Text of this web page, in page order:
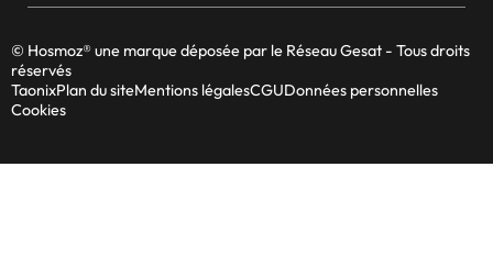
© Hosmoz® une marque déposée par le Réseau Gesat - Tous droits
réservés
TaonixPlan du siteMentions légalesCGUDonnées personnelles
Cookies